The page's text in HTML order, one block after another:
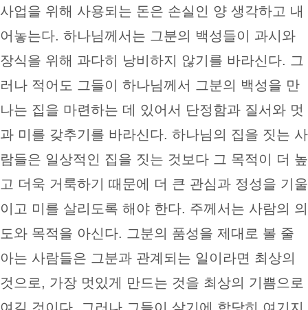
사업을 위해 사용되는 돈은 손실인 양 생각하고 내
어놓는다. 하나님께서는 그분의 백성들이 과시와
장식을 위해 과다히 낭비하지 않기를 바라신다. 그
러나 적어도 그들이 하나님께서 그분의 백성을 만
나는 집을 마련하는 데 있어서 단정함과 질서와 멋
과 미를 갖추기를 바라신다. 하나님의 집을 짓는 사
람들은 일상적인 집을 짓는 것보다 그 목적이 더 높
고 더욱 거룩하기 때문에 더 큰 관심과 정성을 기울
이고 미를 살리도록 해야 한다. 주께서는 사람의 의
도와 목적을 아신다. 그분의 품성을 제대로 볼 줄
아는 사람들은 그분과 관계되는 일이라면 최상의
것으로, 가장 멋있게 만드는 것을 최상의 기쁨으로